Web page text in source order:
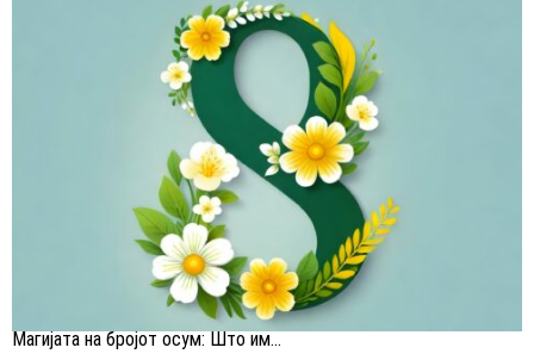
Магијата на бројот осум: Што им...